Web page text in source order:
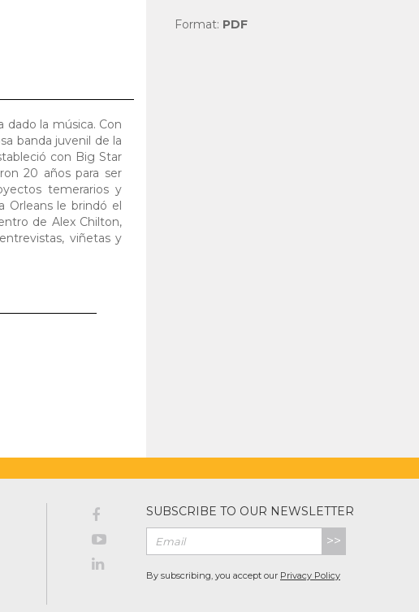
dado la música. Con
banda juvenil de la
con Big Star
20 años para ser
temerarios y
Orleans le brindó el
de Alex Chilton,
viñetas y
Format: PDF
SUBSCRIBE TO OUR NEWSLETTER
>>
By subscribing, you accept our Privacy Policy